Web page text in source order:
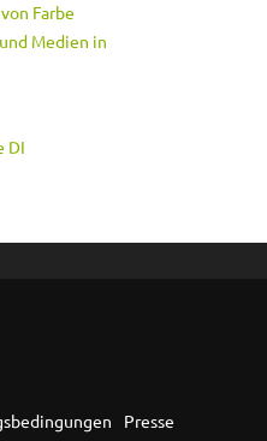
Farbe
Medien in
DI
Presse